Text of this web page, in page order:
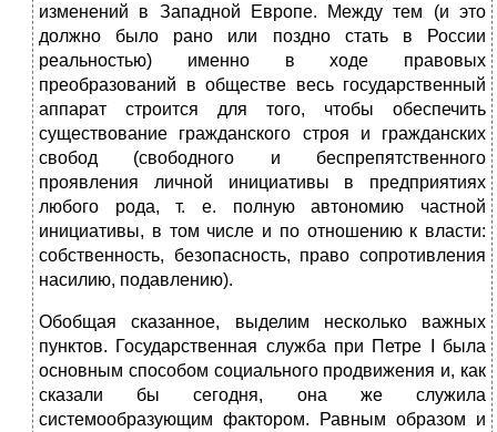
изменений в Западной Европе. Между тем (и это
должно было рано или поздно стать в России
реальностью) именно в ходе правовых
преобразований в обществе весь государственный
аппарат строится для того, чтобы обеспечить
существование гражданского строя и гражданских
свобод (свободного и беспрепятственного
проявления личной инициативы в предприятиях
любого рода, т. е. полную автономию частной
инициативы, в том числе и по отношению к власти:
собственность, безопасность, право сопротивления
насилию, подав­лению).
Обобщая сказанное, выделим несколько важных
пунктов. Государственная служба при Петре I была
основным способом социального продвижения и, как
сказали бы сегодня, она же служила
системообразующим фактором. Равным образом и